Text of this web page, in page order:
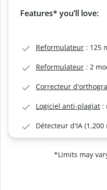
Features* you’ll love:
Reformulateur : 125
Reformulateur : 2
Correcteur
Logiciel anti-plagiat :
Détecteur d'IA (1,200
*Limits may